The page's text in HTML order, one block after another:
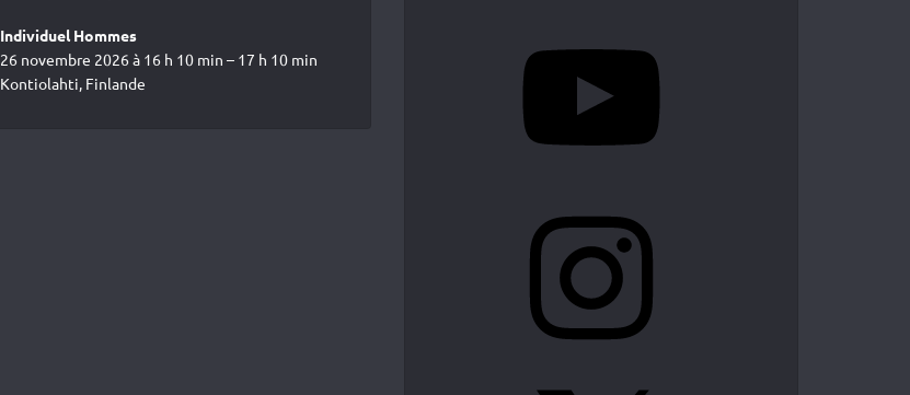
Individuel Hommes
26 novembre 2026 à 16 h 10 min – 17 h 10 min
Kontiolahti, Finlande